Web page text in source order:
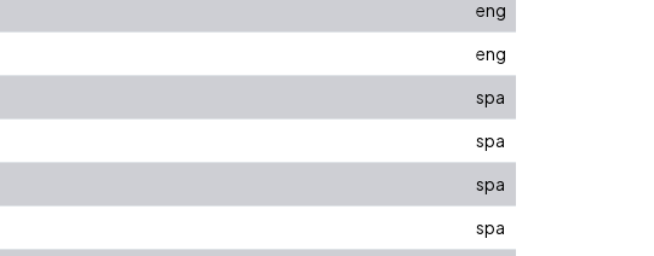
eng
eng
spa
spa
spa
spa